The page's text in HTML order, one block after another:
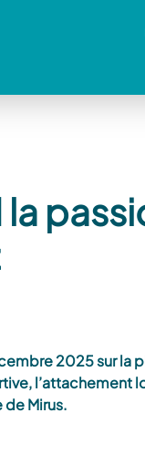
2025 sur la
l’attachement
Mirus.